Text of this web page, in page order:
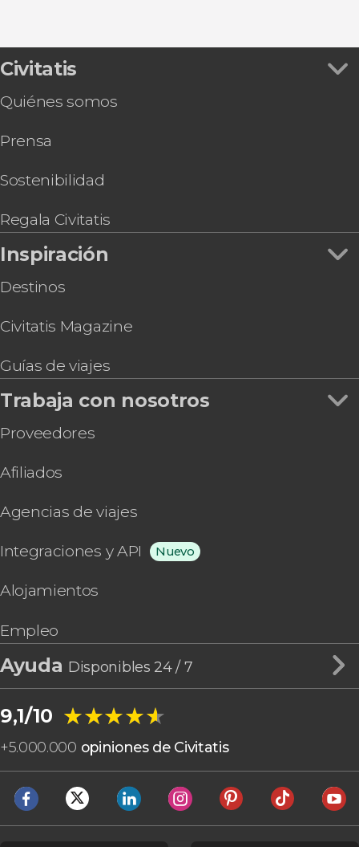
Civitatis
Quiénes somos
Prensa
Sostenibilidad
Regala Civitatis
Inspiración
Destinos
Civitatis Magazine
Guías de viajes
Trabaja con nosotros
Proveedores
Afiliados
Agencias de viajes
Integraciones y API Nuevo
Alojamientos
Empleo
Ayuda Disponibles 24 / 7
9,1/10 ★★★★★
★★★★★
+5.000.000 opiniones de Civitatis